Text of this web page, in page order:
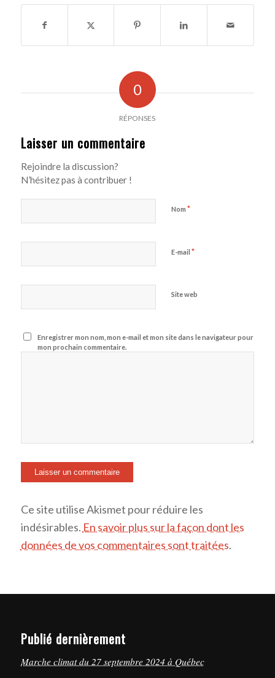
0
RÉPONSES
Laisser un commentaire
Rejoindre la discussion?
N’hésitez pas à contribuer !
Nom *
E-mail *
Site web
Enregistrer mon nom, mon e-mail et mon site dans le navigateur pour
mon prochain commentaire.
Ce site utilise Akismet pour réduire les
indésirables. En savoir plus sur la façon dont les
données de vos commentaires sont traitées.
Publié dernièrement
Marche climat du 27 septembre 2024 à Québec